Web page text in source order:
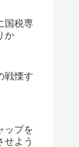
国税専
か
戦慄す
ップを
せよう